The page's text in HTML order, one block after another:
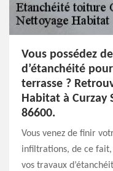
Vous possédez
d’étanchéité
terrasse ?
Habitat à Curzay
86600.
Vous venez de finir
infiltrations, de ce
vos travaux